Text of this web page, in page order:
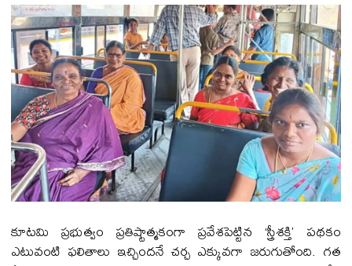
కూటమి ప్రభుత్వం ప్రతిష్టాత్మకంగా ప్రవేశపెట్టిన ‘స్త్రీశక్తి’ పథకం
ఎటువంటి ఫలితాలు ఇచ్చిందనే చర్చ ఎక్కువగా జరుగుతోంది. గత